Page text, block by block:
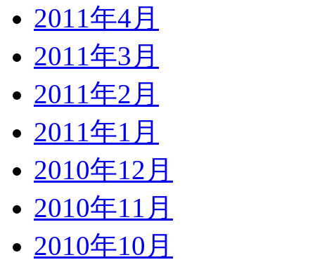
2011年4月
2011年3月
2011年2月
2011年1月
2010年12月
2010年11月
2010年10月